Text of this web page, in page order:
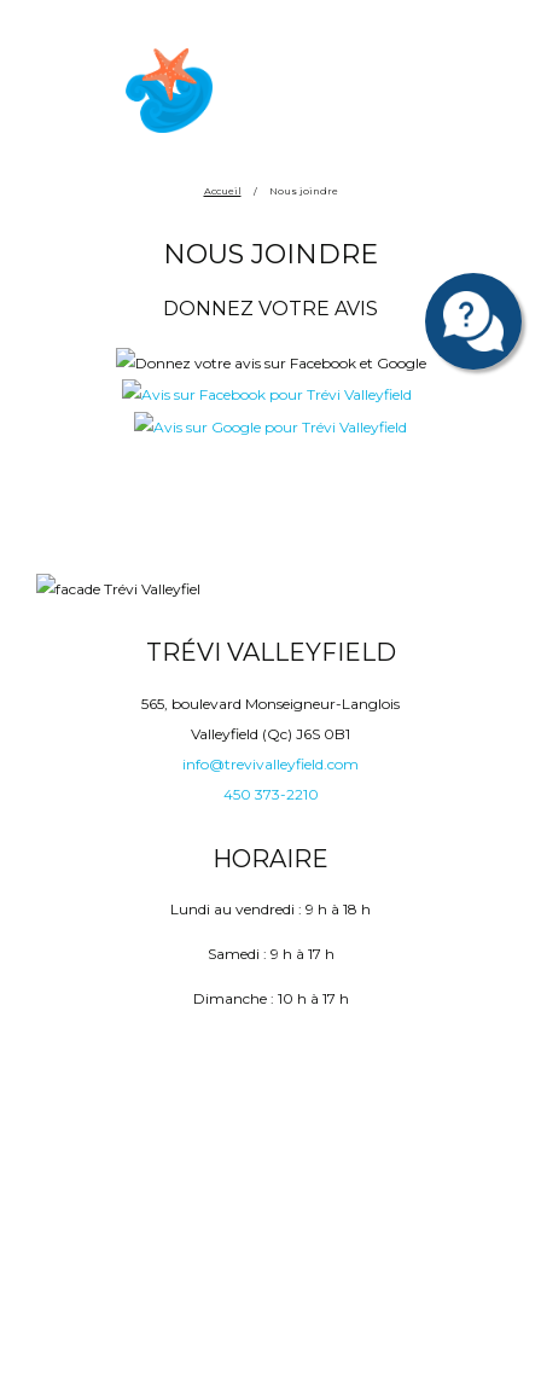
Accueil / Nous joindre
NOUS JOINDRE
DONNEZ VOTRE AVIS
TRÉVI VALLEYFIELD
565, boulevard Monseigneur-Langlois
Valleyfield (Qc) J6S 0B1
info@trevivalleyfield.com
450 373-2210
HORAIRE
Lundi au vendredi : 9 h à 18 h
Samedi : 9 h à 17 h
Dimanche : 10 h à 17 h